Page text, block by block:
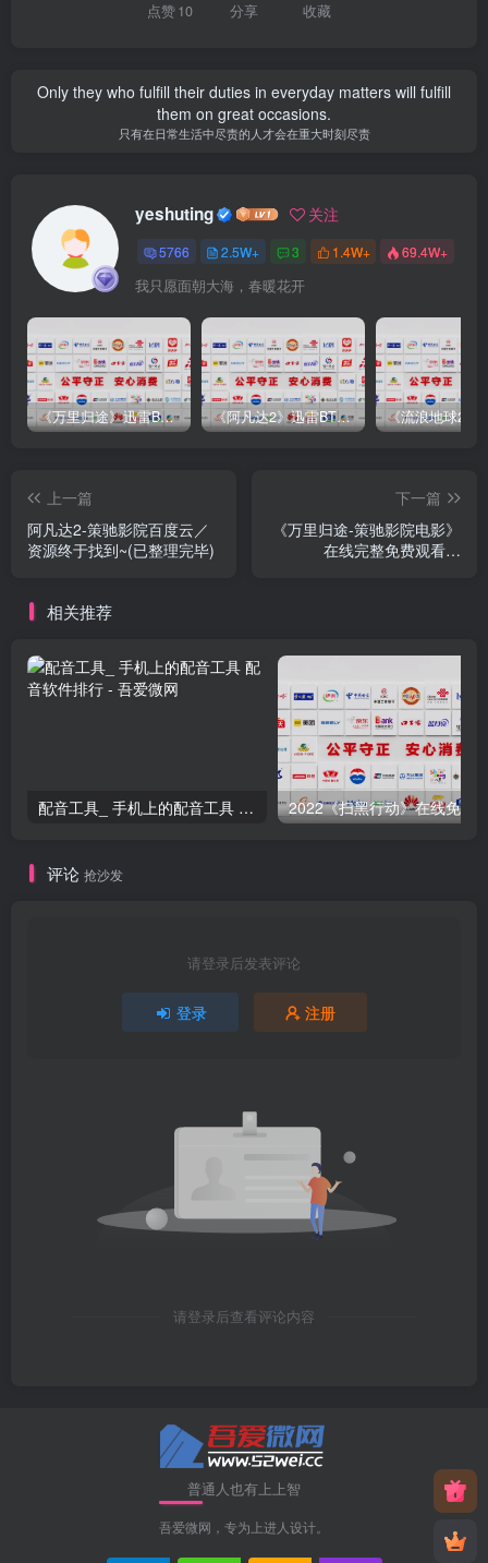
点赞10 分享 收藏
Only they who fulfill their duties in everyday matters will fulfill
them on great occasions.
只有在日常生活中尽责的人才会在重大时刻尽责
yeshuting 关注
5766 2.5W+ 3 1.4W+ 69.4W+
我只愿面朝大海，春暖花开
《万里归途》迅雷BT完整下载[mp3／3.14GB／2.15GB 《阿凡达2》迅雷BT完整下载[MP4／3.12GB／5.35GB]中
上一篇
阿凡达2-策驰影院百度云／
资源终于找到~(已整理完毕)
下一篇
《万里归途-策驰影院电影》
在线完整免费观看）
相关推荐
配音工具_ 手机上的配音工具 配音软件排行
评论 抢沙发
请登录后发表评论
登录 注册
请登录后查看评论内容
普通人也有上上智
吾爱微网，专为上进人设计。